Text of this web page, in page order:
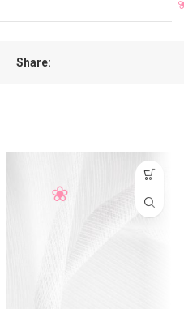
Share: